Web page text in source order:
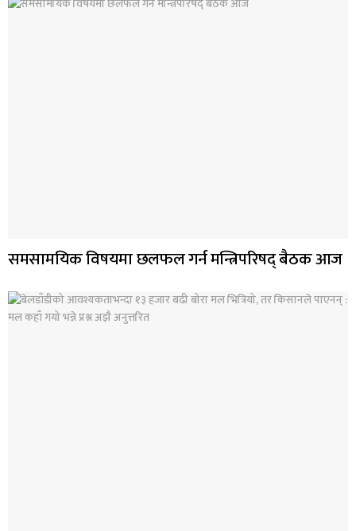
समसामयिक विषयमा छलफल गर्न मन्त्रिपरिषद् बैठक आज